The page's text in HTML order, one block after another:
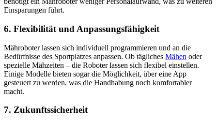
Einsparungen führt.
6. Flexibilität und Anpassungsfähigkeit
Mähroboter lassen sich individuell programmieren und an die
Bedürfnisse des Sportplatzes anpassen. Ob tägliches Mähen oder
spezielle Mähzeiten – die Roboter lassen sich flexibel einstellen.
Einige Modelle bieten sogar die Möglichkeit, über eine App
gesteuert zu werden, was die Handhabung noch komfortabler
macht.
7. Zukunftssicherheit